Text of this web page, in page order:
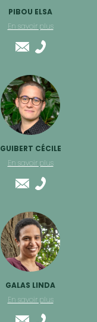
PIBOU ELSA
En savoir plus
GUIBERT CÉCILE
En savoir plus
GALAS LINDA
En savoir plus